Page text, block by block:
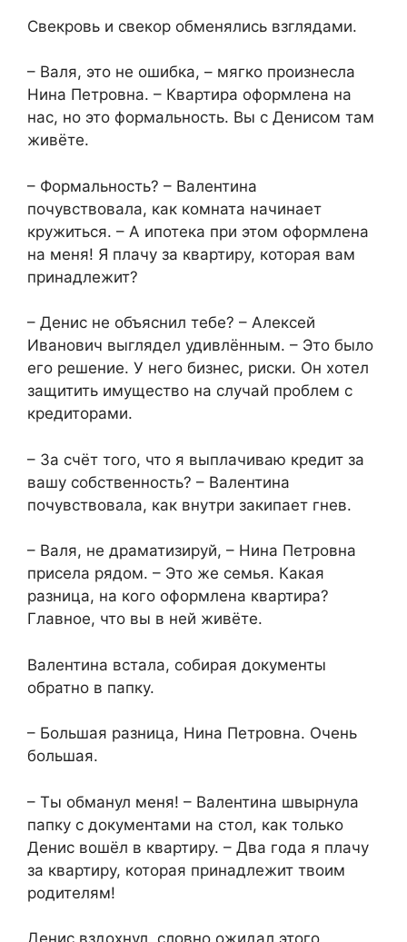
Свекровь и свекор обменялись взглядами.
– Валя, это не ошибка, – мягко произнесла
Нина Петровна. – Квартира оформлена на
нас, но это формальность. Вы с Денисом там
живёте.
– Формальность? – Валентина
почувствовала, как комната начинает
кружиться. – А ипотека при этом оформлена
на меня! Я плачу за квартиру, которая вам
принадлежит?
– Денис не объяснил тебе? – Алексей
Иванович выглядел удивлённым. – Это было
его решение. У него бизнес, риски. Он хотел
защитить имущество на случай проблем с
кредиторами.
– За счёт того, что я выплачиваю кредит за
вашу собственность? – Валентина
почувствовала, как внутри закипает гнев.
– Валя, не драматизируй, – Нина Петровна
присела рядом. – Это же семья. Какая
разница, на кого оформлена квартира?
Главное, что вы в ней живёте.
Валентина встала, собирая документы
обратно в папку.
– Большая разница, Нина Петровна. Очень
большая.
– Ты обманул меня! – Валентина швырнула
папку с документами на стол, как только
Денис вошёл в квартиру. – Два года я плачу
за квартиру, которая принадлежит твоим
родителям!